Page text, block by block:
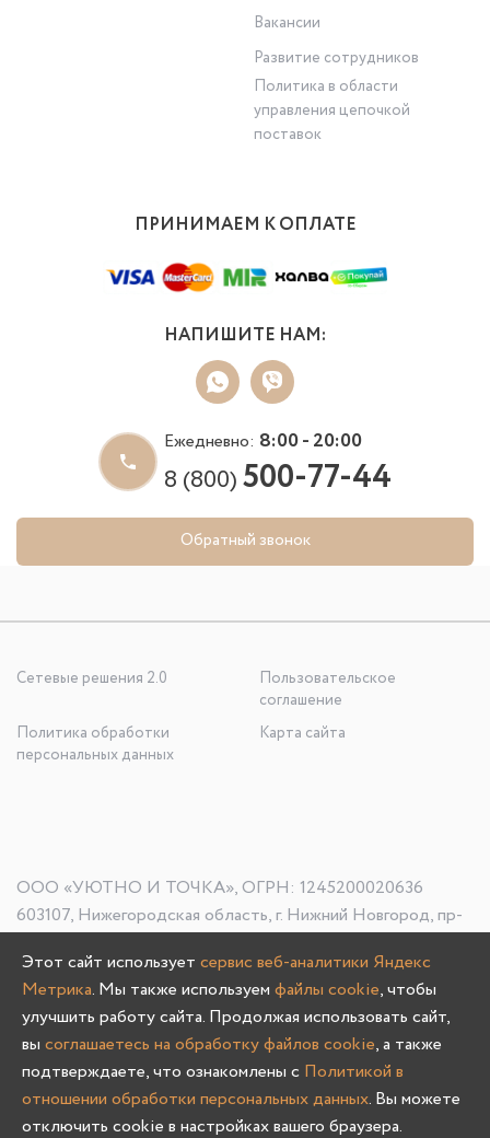
Вакансии
Развитие сотрудников
Политика в области
управления цепочкой
поставок
ПРИНИМАЕМ К ОПЛАТЕ
НАПИШИТЕ НАМ:
Ежедневно: 8:00 - 20:00
8 (800)500-77-44
Обратный звонок
Сетевые решения 2.0
Пользовательское
соглашение
Политика обработки
персональных данных
Карта сайта
ООО «УЮТНО И ТОЧКА», ОГРН: 1245200020636
603107, Нижегородская область, г. Нижний Новгород, пр-
Олмеко © 2004 -2026
Этот сайт использует сервис веб-аналитики Яндекс
Метрика. Мы также используем файлы cookie, чтобы
улучшить работу сайта. Продолжая использовать сайт,
вы соглашаетесь на обработку файлов cookie, а также
подтверждаете, что ознакомлены с Политикой в
отношении обработки персональных данных. Вы можете
отключить cookie в настройках вашего браузера.